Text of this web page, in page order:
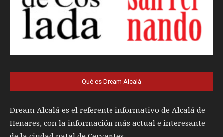
Qué es Dream Alcalá
Dream Alcalá es el referente informativo de Alcalá de
Henares, con la información más actual e interesante